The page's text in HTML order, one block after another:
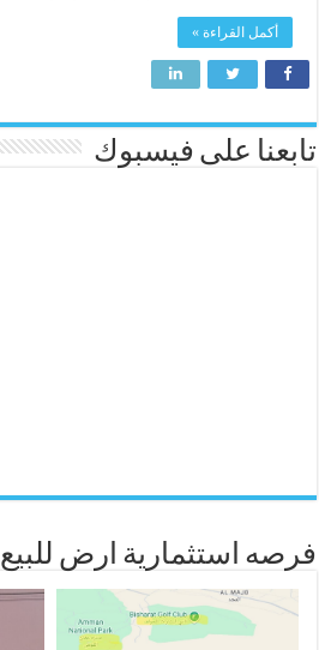
أكمل القراءة »
تابعنا على فيسبوك
فرصه استثمارية ارض للبيع